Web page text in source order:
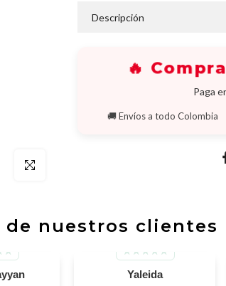
Click para agrandar
Descripción
🔥
Paga
🚚 Envíos a todo Colombia
de nuestros clientes
Yaleida